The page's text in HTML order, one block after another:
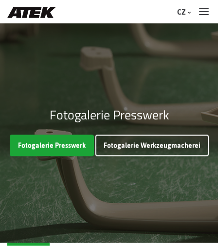
CZ
Fotogalerie Presswerk
Fotogalerie Presswerk Fotogalerie Werkzeugmacherei